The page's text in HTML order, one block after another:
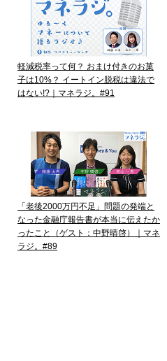
軽減税率って何？ おまけ付きのお菓
子は10%？ イートイン脱税は違法で
はない!?｜マネラジ。#91
「老後2000万円不足」問題の発端と
なった金融庁報告書が本当に伝えたか
ったこと（ゲスト：中野晴啓）｜マネ
ラジ。#89